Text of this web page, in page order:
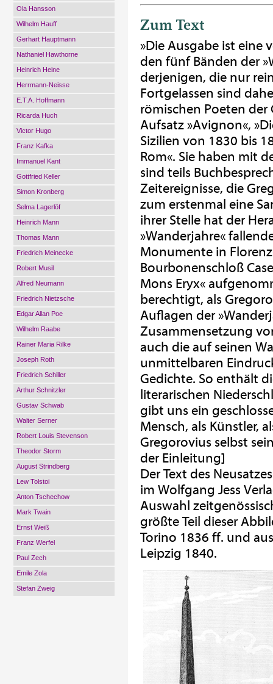
Ola Hansson
Wilhelm Hauff
Gerhart Hauptmann
Nathaniel Hawthorne
Heinrich Heine
Herrmann-Neisse
E.T.A. Hoffmann
Ricarda Huch
Victor Hugo
Franz Kafka
Immanuel Kant
Gottfried Keller
Simon Kronberg
Selma Lagerlöf
Heinrich Mann
Thomas Mann
Friedrich Meinecke
Robert Musil
Alfred Neumann
Friedrich Nietzsche
Edgar Allan Poe
Wilhelm Raabe
Rainer Maria Rilke
Joseph Roth
Friedrich Schiller
Arthur Schnitzler
Gustav Schwab
Walter Serner
Robert Louis Stevenson
Theodor Storm
August Strindberg
Lew Tolstoi
Anton Tschechow
Mark Twain
Ernst Weiß
Franz Werfel
Paul Zech
Emile Zola
Stefan Zweig
Zum Text
»Die Ausgabe ist eine
den fünf Bänden der
derjenigen, die nur
Fortgelassen sind
römischen Poeten
Aufsatz »Avignon«,
Sizilien von 1830 bis
Rom«. Sie haben mit
sind teils
Zeitereignisse, die
zum erstenmal eine
ihrer Stelle hat der
»Wanderjahre«
Monumente in
Bourbonenschloß
Mons Eryx«
berechtigt, als
Auflagen der
Zusammensetzung
auch die auf seinen
unmittelbaren
Gedichte. So enthält
literarischen
gibt uns ein
Mensch, als Künstler,
Gregorovius selbst
der Einleitung]
Der Text des
im Wolfgang Jess
Auswahl
größte Teil dieser
Torino 1836 ff. und
Leipzig 1840.